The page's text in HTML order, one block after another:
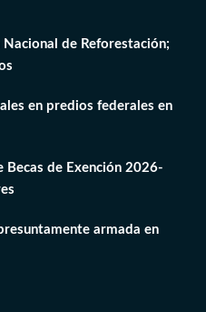
Nacional de Reforestación;
en predios federales en
Becas de Exención 2026-
armada en